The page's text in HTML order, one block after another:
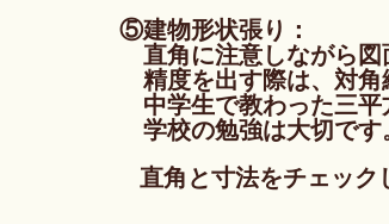
⑤建物形状張り：
直角に注意しながら図
精度を出す際は、対角
中学生で教わった三平
学校の勉強は大切です
直角と寸法をチェック